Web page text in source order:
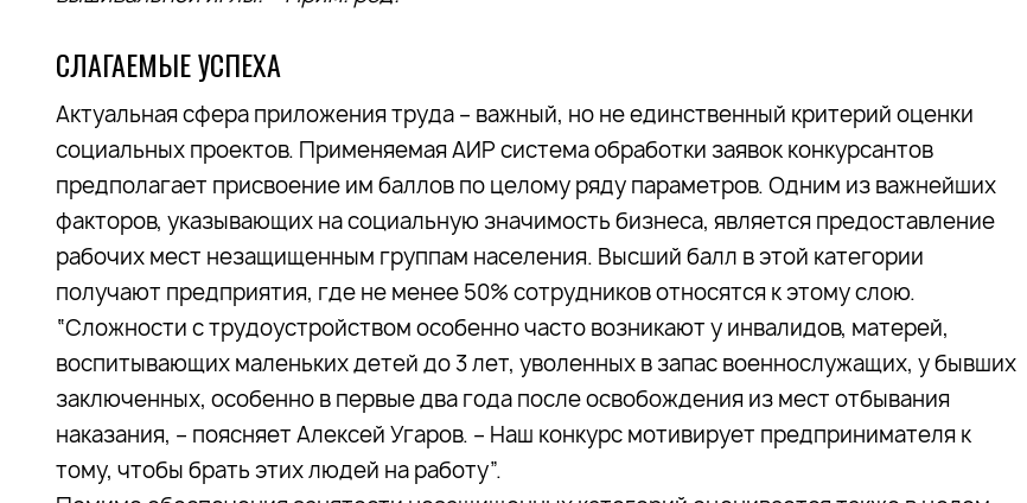
СЛАГАЕМЫЕ УСПЕХА
Актуальная сфера приложения труда – важный, но не единственный критерий оценки
социальных проектов. Применяемая АИР система обработки заявок конкурсантов
предполагает присвоение им баллов по целому ряду параметров. Одним из важнейших
факторов, указывающих на социальную значимость бизнеса, является предоставление
рабочих мест незащищенным группам населения. Высший балл в этой категории
получают предприятия, где не менее 50% сотрудников относятся к этому слою.
“Сложности с трудоустройством особенно часто возникают у инвалидов, матерей,
воспитывающих маленьких детей до 3 лет, уволенных в запас военнослужащих, у бывших
заключенных, особенно в первые два года после освобождения из мест отбывания
наказания, – поясняет Алексей Угаров. – Наш конкурс мотивирует предпринимателя к
тому, чтобы брать этих людей на работу”.